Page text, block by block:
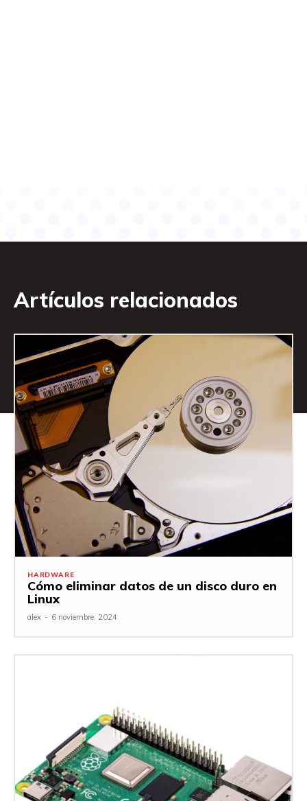
Artículos relacionados
HARDWARE
Cómo eliminar datos de un disco duro en
Linux
alex - 6 noviembre, 2024